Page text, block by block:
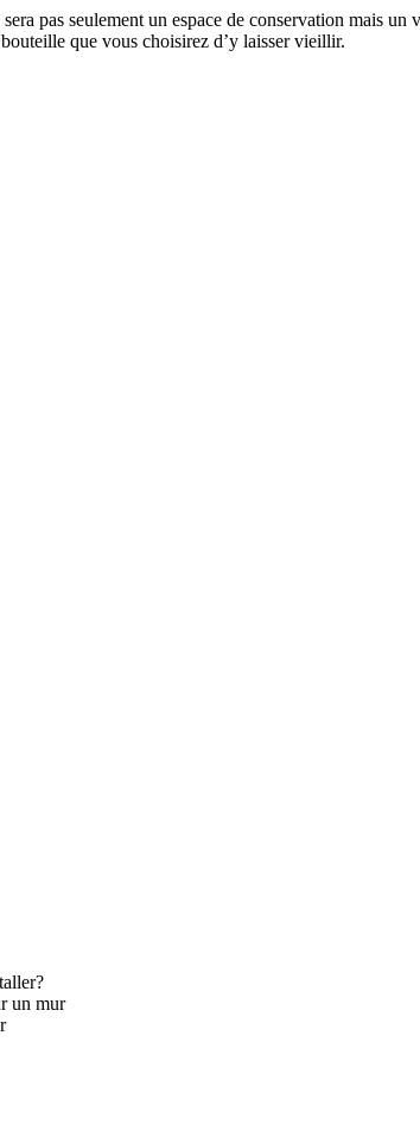
pas seulement un espace de conservation mais
que vous choisirez d’y laisser vieillir.
un mur